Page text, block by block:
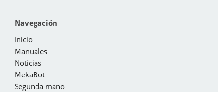
Navegación
Inicio
Manuales
Noticias
MekaBot
Segunda mano